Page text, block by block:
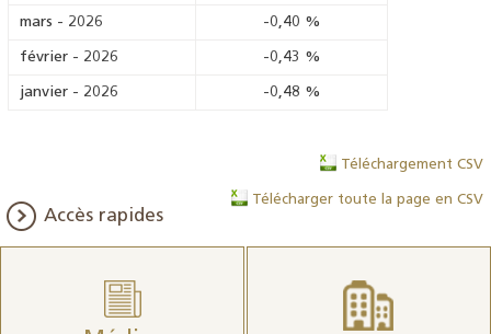
mars - 2026 -0,40 %
février - 2026 -0,43 %
janvier - 2026 -0,48 %
Téléchargement CSV
Télécharger toute la page en CSV
Accès rapides